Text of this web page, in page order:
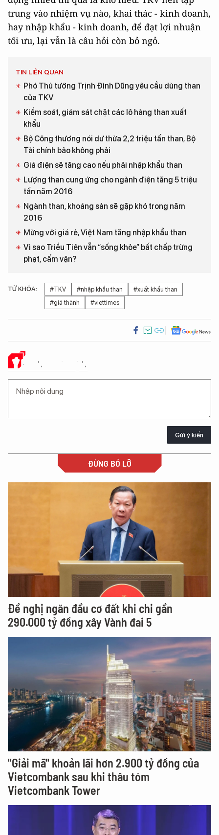
trung vào nhiệm vụ nào, khai thác - kinh doanh,
hay nhập khẩu - kinh doanh, để đạt lợi nhuận
tối ưu, lại vẫn là câu hỏi còn bỏ ngỏ.
TIN LIÊN QUAN
Phó Thủ tướng Trịnh Đình Dũng yêu cầu dùng than
của TKV
Kiểm soát, giám sát chặt các lô hàng than xuất
khẩu
Bộ Công thương nói dư thừa 2,2 triệu tấn than, Bộ
Tài chính bảo không phải
Giá điện sẽ tăng cao nếu phải nhập khẩu than
Lượng than cung ứng cho ngành điện tăng 5 triệu
tấn năm 2016
Ngành than, khoáng sản sẽ gặp khó trong năm
2016
Mừng với giá rẻ, Việt Nam tăng nhập khẩu than
Vì sao Triều Tiên vẫn “sống khỏe” bất chấp trừng
phạt, cấm vận?
TỪ KHÓA: #TKV #nhập khẩu than
#xuất khẩu than
#giá thành
#viettimes
Ý KIẾN CỦA BẠN
Gửi ý kiến
ĐỪNG BỎ LỠ
Đề nghị ngăn đầu cơ đất khi chi gần
290.000 tỷ đồng xây Vành đai 5
"Giải mã" khoản lãi hơn 2.900 tỷ đồng của
Vietcombank sau khi thâu tóm
Vietcombank Tower